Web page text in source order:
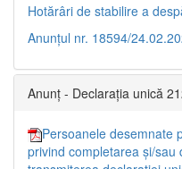
Hotărâri de stabilire a
Anunțul nr. 18594/
Anunț - Declarația unică
Persoanele desemnate
privind completarea și/